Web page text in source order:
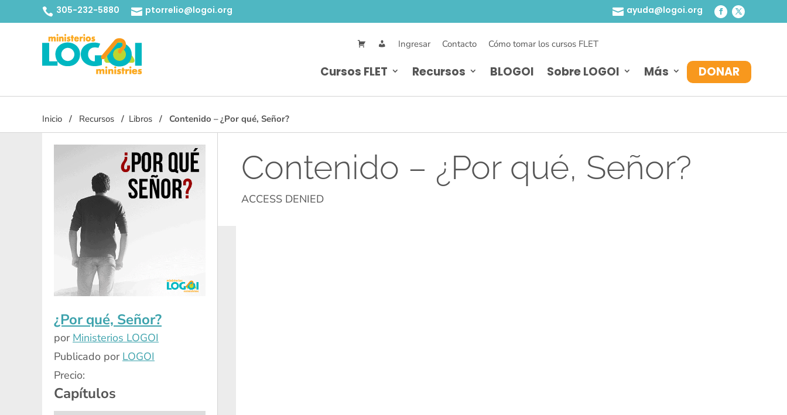
 305-232-5880  ptorrelio@logoi.org  ayuda@logoi.org
Ingresar Contacto Cómo tomar los cursos FLET
Cursos FLET Recursos BLOGOI Sobre LOGOI Más DONAR
Inicio Recursos Libros Contenido – ¿Por qué, Señor?
¿Por qué, Señor?
por Ministerios LOGOI
Publicado por LOGOI
Precio:
Capítulos
Contenido – ¿Por qué, Señor?
ACCESS DENIED